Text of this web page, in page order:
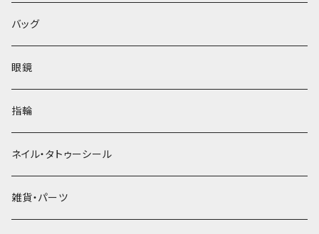
バッグ
眼鏡
指輪
ネイル・タトゥーシール
雑貨・パーツ